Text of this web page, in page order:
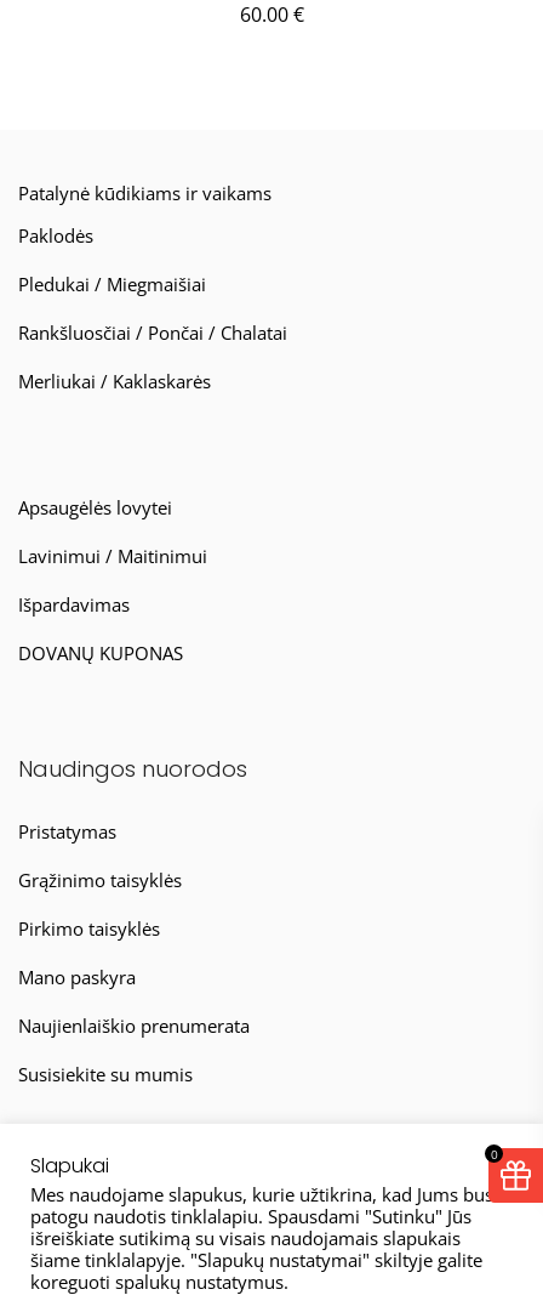
60.00€
Patalynė kūdikiams ir vaikams
Paklodės
Pledukai / Miegmaišiai
Rankšluosčiai / Pončai / Chalatai
Merliukai / Kaklaskarės
Apsaugėlės lovytei
Lavinimui / Maitinimui
Išpardavimas
DOVANŲ KUPONAS
Naudingos nuorodos
Pristatymas
Grąžinimo taisyklės
Pirkimo taisyklės
Mano paskyra
Naujienlaiškio prenumerata
Susisiekite su mumis
© 2026
Slapukai
Mes naudojame slapukus, kurie užtikrina, kad Jums bus
patogu naudotis tinklalapiu. Spausdami "Sutinku" Jūs
išreiškiate sutikimą su visais naudojamais slapukais
šiame tinklalapyje. "Slapukų nustatymai" skiltyje galite
koreguoti spalukų nustatymus.
0